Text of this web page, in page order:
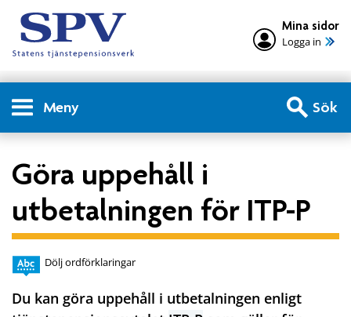
Mina sidor
Logga in
Meny Sök
Göra uppehåll i
utbetalningen för ITP-P
Dölj ordförklaringar
Du kan göra uppehåll i utbetalningen enligt